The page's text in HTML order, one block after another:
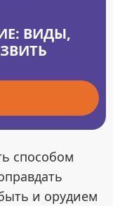
ВИДЫ,
способом
и орудием